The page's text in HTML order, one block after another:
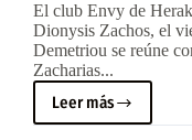
El club Envy de
Dionysis Zachos, el
Demetriou se reúne
Zacharias...
Leer más
El
club